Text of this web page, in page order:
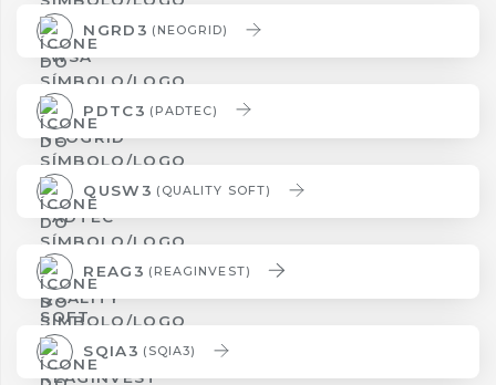
NGRD3 (NEOGRID)
PDTC3 (PADTEC)
QUSW3 (QUALITY SOFT)
REAG3 (REAGINVEST)
SQIA3 (SQIA3)